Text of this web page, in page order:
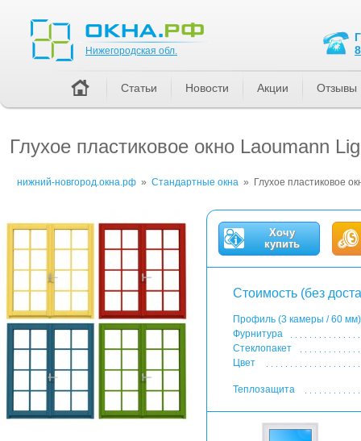
Глухое пластиковое окно Laoumann
нижний-новгород.окна.рф » Стандартные окна » Глухое пластиковое
Хочу
купить
Стоимость (без
Профиль (3 камеры / 60 мм)
Фурнитура
Стеклопакет
Цвет
Теплозащита
Нижегородская обл.
Статьи Новости Акции Отзывы